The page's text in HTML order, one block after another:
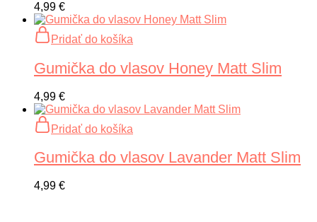
4,99 €
Pridať do košíka
Gumička do vlasov Honey Matt Slim
4,99 €
Pridať do košíka
Gumička do vlasov Lavander Matt Slim
4,99 €